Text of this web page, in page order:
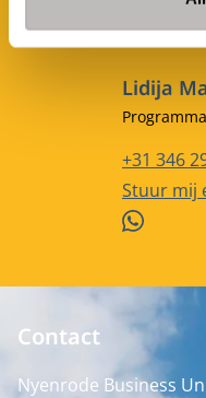
Lidija
+31 346
E-
Stuur mij
WhatsApp
Contact
Nyenrode Business